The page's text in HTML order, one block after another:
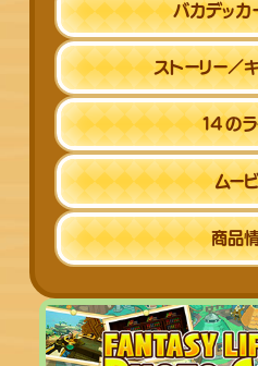
バカデッカ
ストーリー／
14 の
ムー
商品